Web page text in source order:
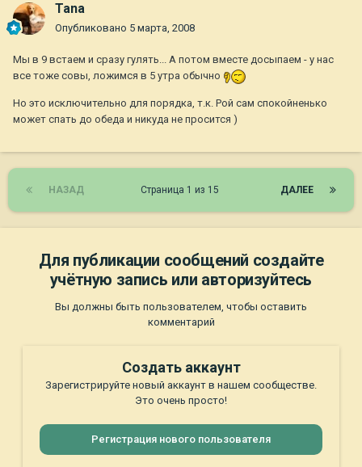
Tana
Опубликовано 5 марта, 2008
Мы в 9 встаем и сразу гулять... А потом вместе досыпаем - у нас
все тоже совы, ложимся в 5 утра обычно
Но это исключительно для порядка, т.к. Рой сам спокойненько
может спать до обеда и никуда не просится )
НАЗАД ДАЛЕЕ
Страница 1 из 15
Для публикации сообщений создайте
учётную запись или авторизуйтесь
Вы должны быть пользователем, чтобы оставить
комментарий
Создать аккаунт
Зарегистрируйте новый аккаунт в нашем сообществе.
Это очень просто!
Регистрация нового пользователя